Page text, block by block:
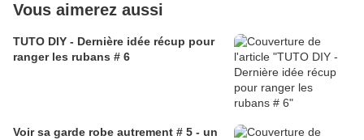
Vous aimerez aussi
TUTO DIY - Dernière idée récup pour
ranger les rubans # 6
Voir sa garde robe autrement # 5 - un